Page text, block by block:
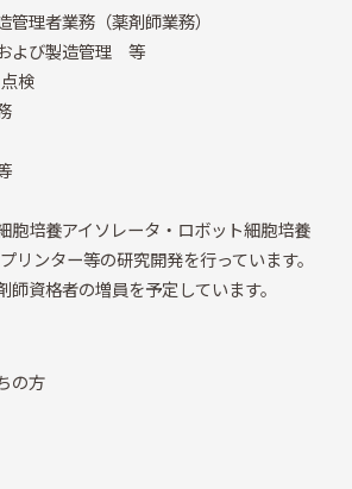
理者業務（薬剤師業務）
よび製造管理 等
検
胞培養アイソレータ・ロボット細胞培養
リンター等の研究開発を行っています。
資格者の増員を予定しています。
の方